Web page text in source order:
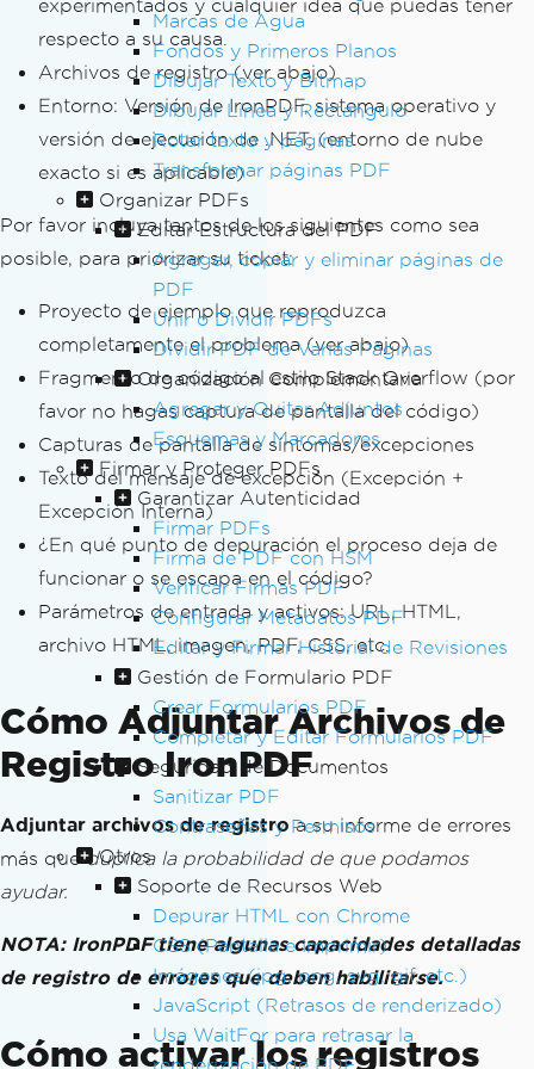
Marcas de Agua
Fondos y Primeros Planos
Dibujar Texto y Bitmap
Dibujar Línea y Rectángulo
Rotar texto y páginas
Transformar páginas PDF
Organizar PDFs
Editar Estructura del PDF
Agregar, copiar y eliminar páginas de
PDF
Unir o Dividir PDFs
Dividir PDF de Varias Páginas
Organización Complementaria
Agregar y Quitar Adjuntos
Esquemas y Marcadores
Firmar y Proteger PDFs
Garantizar Autenticidad
Firmar PDFs
Firma de PDF con HSM
Verificar Firmas PDF
Configurar Metadatos PDF
Editar y Firmar Historial de Revisiones
Gestión de Formulario PDF
Crear Formularios PDF
Completar y Editar Formularios PDF
Seguridad de Documentos
Sanitizar PDF
Contraseñas y Permisos
Otros
Soporte de Recursos Web
Depurar HTML con Chrome
CSS (Pantalla e Imprimir)
Imágenes (jpg, png, svg, gif, etc.)
JavaScript (Retrasos de renderizado)
Usa WaitFor para retrasar la
renderización de PDF
experimentados y cualquier idea que puedas tener
respecto a su causa.
Archivos de registro (ver abajo)
Entorno: Versión de IronPDF, sistema operativo y
versión de ejecución de .NET, (entorno de nube
exacto si es aplicable)
Por favor incluya tantos de los siguientes como sea
posible, para priorizar su ticket:
Proyecto de ejemplo que reproduzca
completamente el problema (ver abajo)
Fragmento de código al estilo Stack Overflow (por
favor no hagas captura de pantalla del código)
Capturas de pantalla de síntomas/excepciones
Texto del mensaje de excepción (Excepción +
Excepción Interna)
¿En qué punto de depuración el proceso deja de
funcionar o se escapa en el código?
Parámetros de entrada y activos: URL, HTML,
archivo HTML, imagen, PDF, CSS, etc.
Cómo Adjuntar Archivos de
Registro IronPDF
Adjuntar archivos de registroa su informe de errores
más queduplica la probabilidad de que podamos
ayudar.
NOTA: IronPDF tiene algunas capacidades detalladas
de registro de errores que deben habilitarse.
Cómo activar los registros